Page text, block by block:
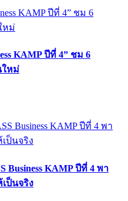
KAMP ปีที่ 4” ชม 6
ใหม่
Business KAMP ปีที่ 4 พา
ป็นจริง